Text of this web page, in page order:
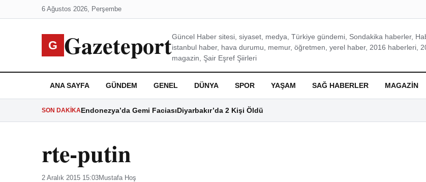
6 Ağustos 2026, Perşembe
G GazeteportGüncel Haber sitesi, siyaset, medya, Türkiye gündemi, Sondakika haberler,
istanbul haber, hava durumu, memur, öğretmen, yerel haber, 2016 haberleri,
magazin, Şair Eşref Şiirleri
ANA SAYFA GÜNDEM GENEL DÜNYA SPOR YAŞAM SAĞ HABERLER MAGAZIN
SON DAKIKAEndonezya’da Gemi FaciasıDiyarbakır’da 2 Kişi Öldü
rte-putin
2 Aralık 2015 15:03Mustafa Hoş